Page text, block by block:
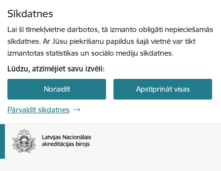
Sīkdatnes
Lai šī tīmekļvietne darbotos, tā izmanto obligāti nepieciešamās
sīkdatnes. Ar Jūsu piekrišanu papildus šajā vietnē var tikt
izmantotas statistikas un sociālo mediju sīkdatnes.
Lūdzu, atzīmējiet savu izvēli:
Noraidīt Apstiprināt visas
Pārvaldīt sīkdatnes